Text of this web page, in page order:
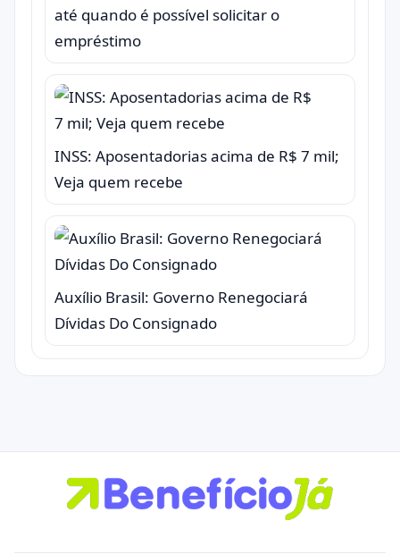
até quando é possível solicitar o
empréstimo
INSS: Aposentadorias acima de R$ 7 mil;
Veja quem recebe
Auxílio Brasil: Governo Renegociará
Dívidas Do Consignado